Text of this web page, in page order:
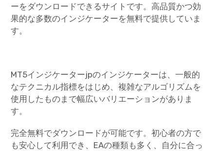
ーをダウンロードできるサイトです。高品質かつ効
果的な多数のインジケーターを無料で提供していま
す。
MT5インジケーターjpのインジケーターは、一般的
なテクニカル指標をはじめ、複雑なアルゴリズムを
使用したものまで幅広いバリエーションがありま
す。
完全無料でダウンロードが可能です。初心者の方で
も安心して利用でき、EAの種類も多く、自分に合っ